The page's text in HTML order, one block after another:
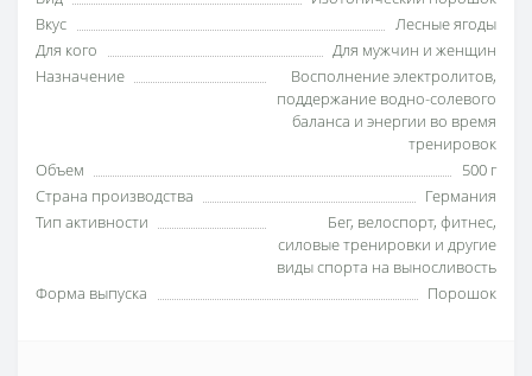
Вкус
Лесные ягоды
Для кого
Для мужчин и женщин
Назначение
Восполнение электролитов,
поддержание водно-солевого
баланса и энергии во время
тренировок
Объем
500 г
Страна производства
Германия
Тип активности
Бег, велоспорт, фитнес,
силовые тренировки и другие
виды спорта на выносливость
Форма выпуска
Порошок